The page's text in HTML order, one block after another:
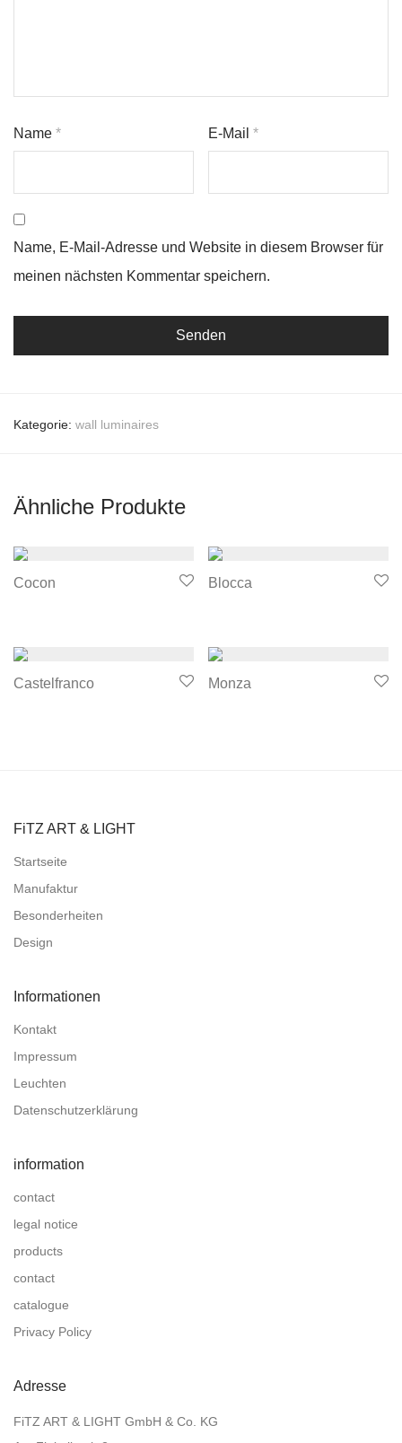
Name * E-Mail*
Name, E-Mail-Adresse und Website in diesem Browser für
meinen nächsten Kommentar speichern.
Kategorie: wall luminaires
Ähnliche Produkte
Cocon Blocca
Castelfranco Monza
FiTZ ART & LIGHT
Startseite
Manufaktur
Besonderheiten
Design
Informationen
Kontakt
Impressum
Leuchten
Datenschutzerklärung
information
contact
legal notice
products
contact
catalogue
Privacy Policy
Adresse
FiTZ ART & LIGHT GmbH & Co. KG